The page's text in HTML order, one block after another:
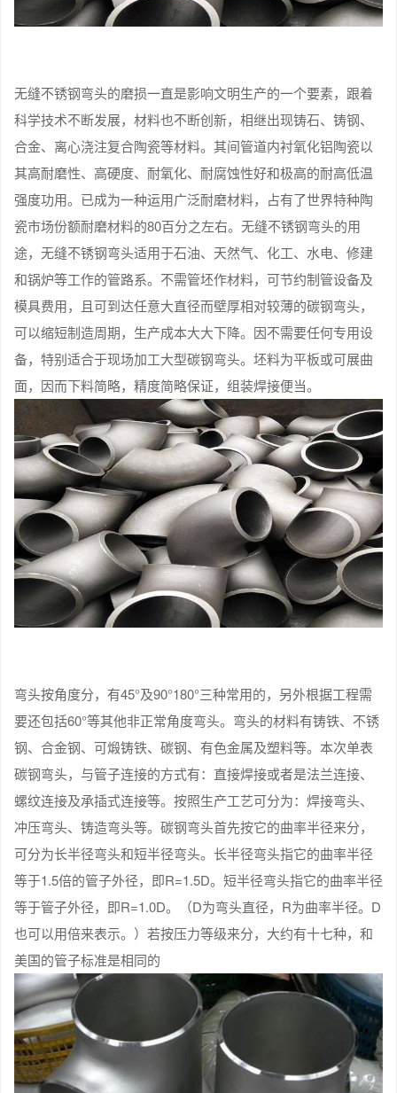
无缝不锈钢弯头的磨损一直是影响文明生产的一个要素，跟着
科学技术不断发展，材料也不断创新，相继出现铸石、铸钢、
合金、离心浇注复合陶瓷等材料。其间管道内衬氧化铝陶瓷以
其高耐磨性、高硬度、耐氧化、耐腐蚀性好和极高的耐高低温
强度功用。已成为一种运用广泛耐磨材料，占有了世界特种陶
瓷市场份额耐磨材料的80百分之左右。无缝不锈钢弯头的用
途，无缝不锈钢弯头适用于石油、天然气、化工、水电、修建
和锅炉等工作的管路系。不需管坯作材料，可节约制管设备及
模具费用，且可到达任意大直径而壁厚相对较薄的碳钢弯头，
可以缩短制造周期，生产成本大大下降。因不需要任何专用设
备，特别适合于现场加工大型碳钢弯头。坯料为平板或可展曲
面，因而下料简略，精度简略保证，组装焊接便当。
弯头按角度分，有45°及90°180°三种常用的，另外根据工程需
要还包括60°等其他非正常角度弯头。弯头的材料有铸铁、不锈
钢、合金钢、可煅铸铁、碳钢、有色金属及塑料等。本次单表
碳钢弯头，与管子连接的方式有：直接焊接或者是法兰连接、
螺纹连接及承插式连接等。按照生产工艺可分为：焊接弯头、
冲压弯头、铸造弯头等。碳钢弯头首先按它的曲率半径来分，
可分为长半径弯头和短半径弯头。长半径弯头指它的曲率半径
等于1.5倍的管子外径，即R=1.5D。短半径弯头指它的曲率半径
等于管子外径，即R=1.0D。（D为弯头直径，R为曲率半径。D
也可以用倍来表示。）若按压力等级来分，大约有十七种，和
美国的管子标准是相同的